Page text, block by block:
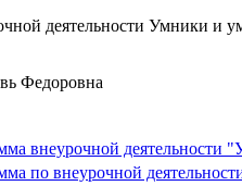
деятельности Умники и
Федоровна
внеурочной
по внеурочной